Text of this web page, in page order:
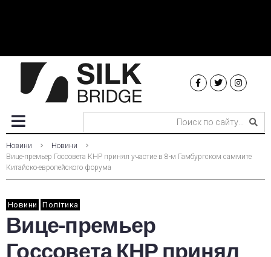
Новини
Новини
Вице-премьер Госсовета КНР принял участие в 8-м Гамбургском саммите
Китайско-европейского форума
Новини Політика
Вице-премьер
Госсовета КНР принял